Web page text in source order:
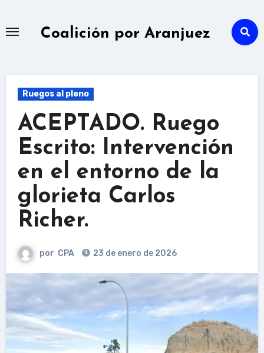
contenidoCoalición por Aranjuez
Ruegos al pleno
ACEPTADO. Ruego
Escrito: Intervención
en el entorno de la
glorieta Carlos
Richer.
por CPA 23 de enero de 2026